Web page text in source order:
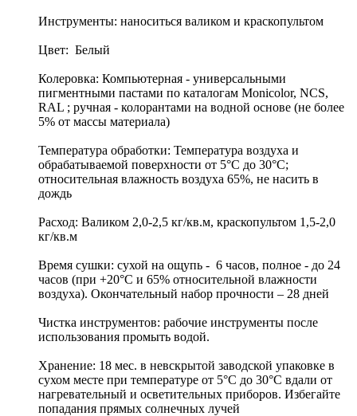
Инструменты: наноситься валиком и краскопультом
Цвет: Белый
Колеровка: Компьютерная - универсальными
пигментными пастами по каталогам Мonicolor, NCS,
RAL ; ручная - колорантами на водной основе (не более
5% от массы материала)
Температура обработки: Температура воздуха и
обрабатываемой поверхности от 5°С до 30°С;
относительная влажность воздуха 65%, не насить в
дождь
Расход: Валиком 2,0-2,5 кг/кв.м, краскопультом 1,5-2,0
кг/кв.м
Время сушки: сухой на ощупь - 6 часов, полное - до 24
часов (при +20°С и 65% относительной влажности
воздуха). Окончательный набор прочности – 28 дней
Чистка инструментов: рабочие инструменты после
использования промыть водой.
Хранение: 18 мес. в невскрытой заводской упаковке в
сухом месте при температуре от 5°С до 30°С вдали от
нагревательный и осветительных приборов. Избегайте
попадания прямых солнечных лучей